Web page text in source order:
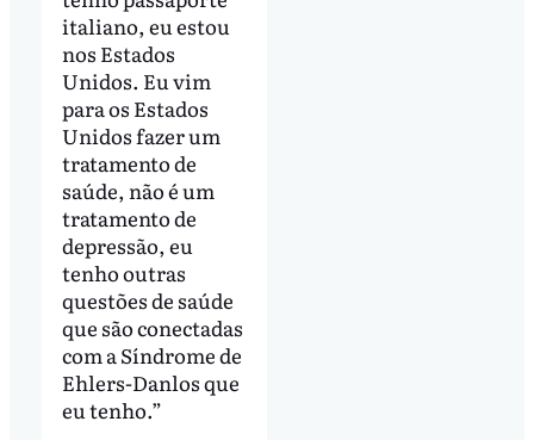
italiano, eu estou
nos Estados
Unidos. Eu vim
para os Estados
Unidos fazer um
tratamento de
saúde, não é um
tratamento de
depressão, eu
tenho outras
questões de saúde
que são conectadas
com a Síndrome de
Ehlers-Danlos que
eu tenho.”